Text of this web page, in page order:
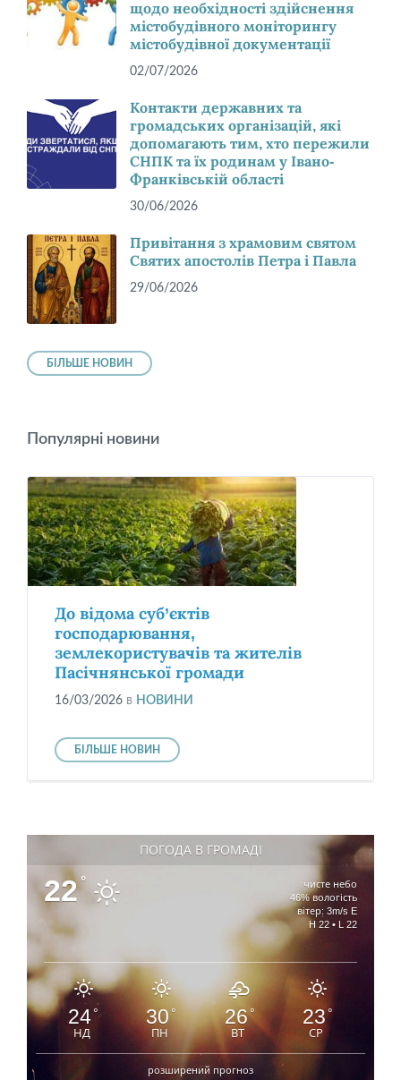
щодо необхідності здійснення
містобудівного моніторингу
містобудівної документації
02/07/2026
Контакти державних та
громадських організацій, які
допомагають тим, хто пережили
СНПК та їх родинам у Івано-
Франківській області
30/06/2026
Привітання з храмовим святом
Святих апостолів Петра і Павла
29/06/2026
БІЛЬШЕ НОВИН
Популярні новини
До відома суб’єктів
господарювання,
землекористувачів та жителів
Пасічнянської громади
16/03/2026 в НОВИНИ
БІЛЬШЕ НОВИН
ПОГОДА В ГРОМАДІ
22°
чисте небо
46% вологість
вітер: 3m/s E
H 22 • L 22
24 °
НД
30°
ПН
26°
ВТ
23°
СР
розширений прогноз